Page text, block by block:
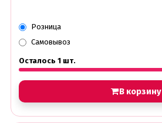
Розница
Самовывоз
Осталось 1 шт.
В корзину